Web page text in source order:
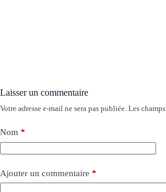
Laisser un commentaire
Votre adresse e-mail ne sera pas publiée. Les
Nom *
Ajouter un commentaire *